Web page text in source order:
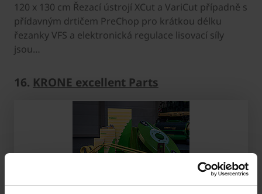
120 x 130 cm Řezací ústrojí XCut a VariCut případně s
přídavným drtičem PreChop pro krátkou délku
řezanky VFS a elektronická regulace lisovací síly
jsou…
16. KRONE excellent Parts